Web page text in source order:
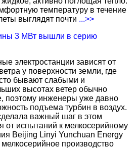
температуру в течение
выглядят почти ...>>
3 МВт вышли в серию
электростанции зависят от
у поверхности земли, где
бывают слабыми и
высотах ветер обычно
поэтому инженеры уже давно
подъема турбин в воздух.
важный шаг в этом
от испытаний к мелкосерийному
Beijing Linyi Yunchuan Energy
производство